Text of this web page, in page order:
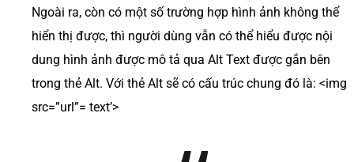
Ngoài ra, còn có một số trường hợp hình ảnh không thể
hiển thị được, thì người dùng vẫn có thể hiểu được nội
dung hình ảnh được mô tả qua Alt Text được gắn bên
trong thẻ Alt. Với thẻ Alt sẽ có cấu trúc chung đó là: <img
src=”url”= text’>